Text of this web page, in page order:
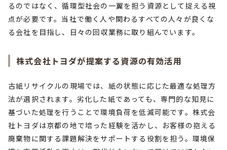
るのではなく、循環型社会の一翼を担う資源として捉える視
点が必要です。当社で働く人や関わるすべての人々が良くな
る会社を目指し、日々の回収業務に取り組んでいます。
株式会社トヨダが提案する資源の有効活用
古紙リサイクルの現場では、紙の状態に応じた最適な処理方
法が選択されます。劣化した紙であっても、専門的な知見に
基づいた処理を行うことで環境負荷を低減可能です。株式会
社トヨダは京都の地で培った経験を活かし、お客様の抱える
廃棄物に関する課題解決をサポートする役割を担う。環境保